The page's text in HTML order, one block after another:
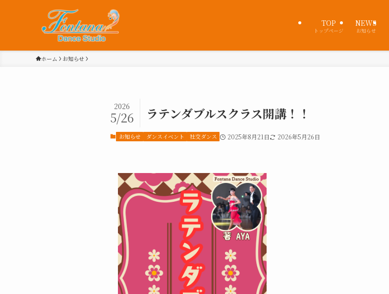
TOP
トップページ
NEWS
お知らせ
ホーム お知らせ
ラテンダブルスクラス開講！！
2026
5/26
お知らせ ダンスイベント 社交ダンス 2025年8月21日 2026年5月26日